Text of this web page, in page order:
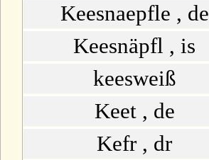
Keesnaepfle , de
Keesnäpfl , is
keesweiß
Keet , de
Kefr , dr